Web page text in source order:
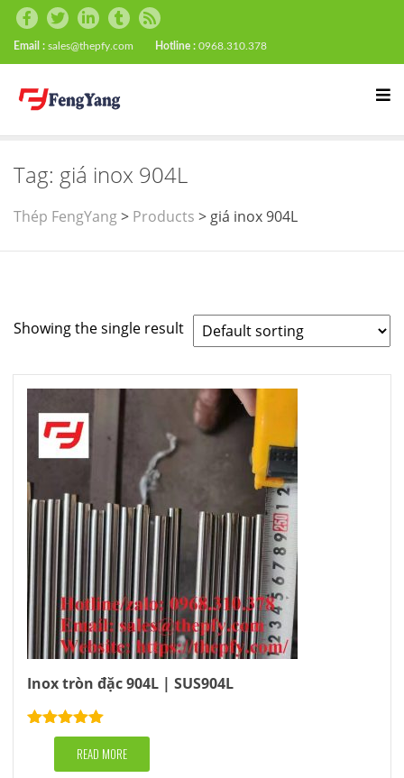
Email : sales@thepfy.com Hotline : 0968.310.378
Tag: giá inox 904L
Thép FengYang> Products > giá inox 904L
Showing the single result
Inox tròn đặc 904L | SUS904L
Rated5.00
out of 5READ MORE